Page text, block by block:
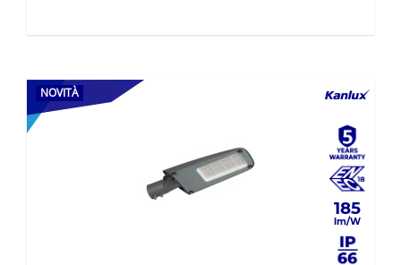
NOVITÀ
185